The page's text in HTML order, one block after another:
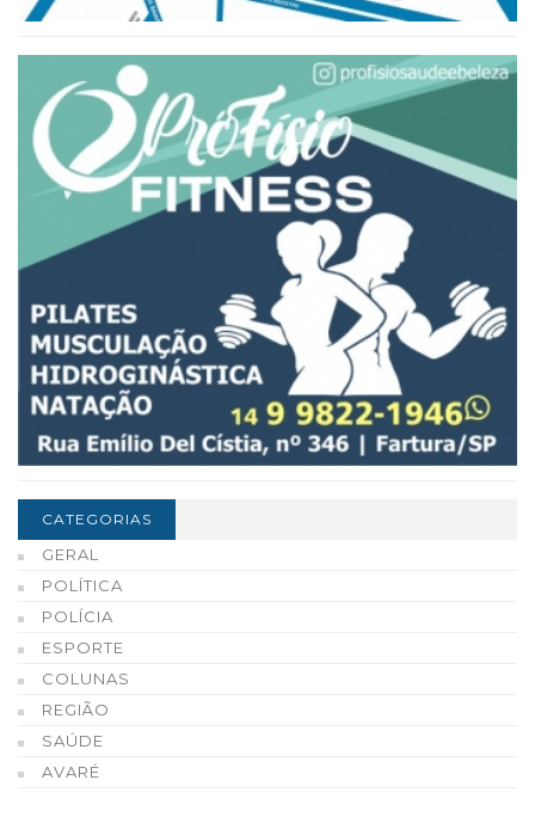
CATEGORIAS
GERAL
POLÍTICA
POLÍCIA
ESPORTE
COLUNAS
REGIÃO
SAÚDE
AVARÉ